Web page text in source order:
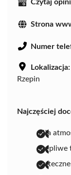
Czytaj
Strona
Numer
Lokalizacja:
Rzepin
Najczęściej
miła
cierpliwe